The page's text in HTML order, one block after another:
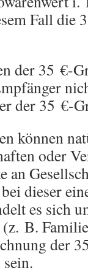
Fall die
der 35 €-
der 35 €-
können
oder
an
dieser
es sich
B.
der